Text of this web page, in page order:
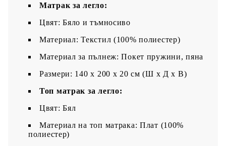
Матрак за легло:
Цвят: Бяло и тъмносиво
Материал: Текстил (100% полиестер)
Материал за пълнеж: Покет пружини, пяна
Размери: 140 x 200 x 20 см (Ш x Д x В)
Топ матрак за легло:
Цвят: Бял
Материал на топ матрака: Плат (100%
полиестер)